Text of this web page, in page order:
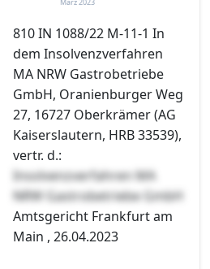
810 IN 1088/22 M-11-1 In
dem Insolvenzverfahren
MA NRW Gastrobetriebe
GmbH, Oranienburger Weg
27, 16727 Oberkrämer (AG
Kaiserslautern, HRB 33539),
vertr. d.:
Insolvenzverfahren MA
NRW Gastrobetriebe GmbH
Amtsgericht Frankfurt am
Main , 26.04.2023